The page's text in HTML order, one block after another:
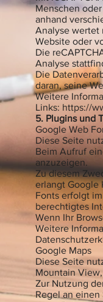
Menschen
anhand
Analyse wertet
Website oder
Die
Analyse
Die
daran, seine
Weitere
Links: https://
5. Plugins und
Google Web
Diese Seite
Beim Aufruf
anzuzeigen.
Zu diesem
erlangt Google
Fonts erfolgt
berechtigtes
Wenn Ihr
Weitere
Google Maps
Diese Seite
Mountain
Zur Nutzung
Regel an einen